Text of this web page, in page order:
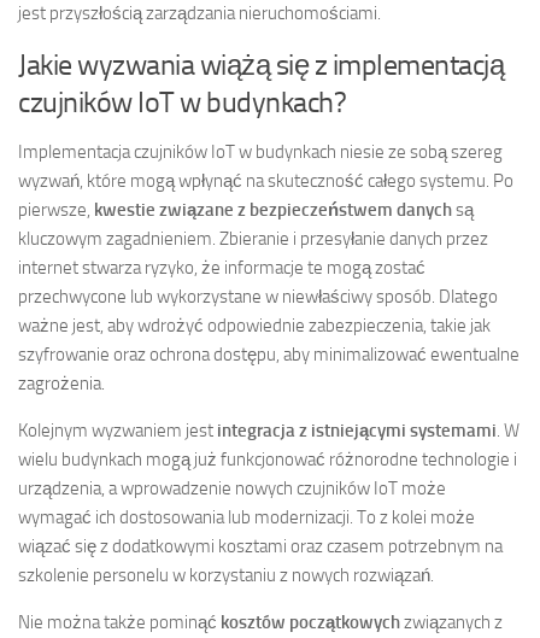
jest przyszłością zarządzania nieruchomościami.
Jakie wyzwania wiążą się z implementacją
czujników IoT w budynkach?
Implementacja czujników IoT w budynkach niesie ze sobą szereg
wyzwań, które mogą wpłynąć na skuteczność całego systemu. Po
pierwsze, kwestie związane z bezpieczeństwem danychsą
kluczowym zagadnieniem. Zbieranie i przesyłanie danych przez
internet stwarza ryzyko, że informacje te mogą zostać
przechwycone lub wykorzystane w niewłaściwy sposób. Dlatego
ważne jest, aby wdrożyć odpowiednie zabezpieczenia, takie jak
szyfrowanie oraz ochrona dostępu, aby minimalizować ewentualne
zagrożenia.
Kolejnym wyzwaniem jest integracja z istniejącymi systemami. W
wielu budynkach mogą już funkcjonować różnorodne technologie i
urządzenia, a wprowadzenie nowych czujników IoT może
wymagać ich dostosowania lub modernizacji. To z kolei może
wiązać się z dodatkowymi kosztami oraz czasem potrzebnym na
szkolenie personelu w korzystaniu z nowych rozwiązań.
Nie można także pominąć kosztów początkowychzwiązanych z